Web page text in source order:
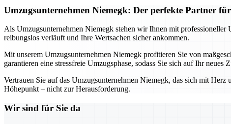
Umzugsunternehmen Niemegk: Der perfekte Partner
Als Umzugsunternehmen Niemegk stehen wir Ihnen mit
reibungslos verläuft und Ihre Wertsachen sicher ankommen.
Mit unserem Umzugsunternehmen Niemegk profitieren Sie von
garantieren eine stressfreie Umzugsphase, sodass Sie sich auf Ihr neues
Vertrauen Sie auf das Umzugsunternehmen Niemegk, das sich mit
Höhepunkt – nicht zur Herausforderung.
Wir sind für Sie da